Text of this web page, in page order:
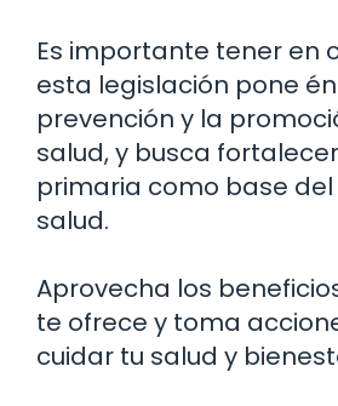
Es importante tener en
esta legislación pone
prevención y la
salud, y busca
primaria como base
salud.
Aprovecha los
te ofrece y toma
cuidar tu salud y